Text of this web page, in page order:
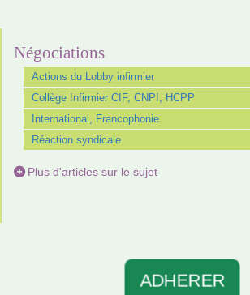
Négociations
Actions du Lobby infirmier
Collège Infirmier CIF, CNPI, HCPP
International, Francophonie
Réaction syndicale
Plus d'articles sur le sujet
ADHERER